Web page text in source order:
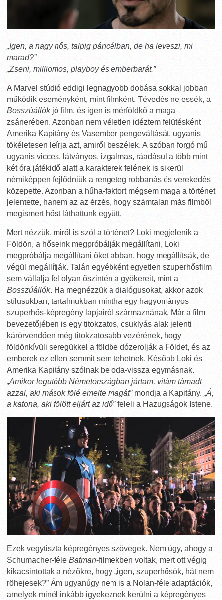
„Igen, a nagy hős, talpig páncélban, de ha leveszi, mi
marad?”
„Zseni, milliomos, playboy és emberbarát.”
A Marvel stúdió eddigi legnagyobb dobása sokkal jobban
működik eseményként, mint filmként. Tévedés ne essék, a
Bosszúállókjó film, és igen is mérföldkő a maga
zsánerében. Azonban nem véletlen idéztem felütésként
Amerika Kapitány és Vasember pengeváltását, ugyanis
tökéletesen leírja azt, amiről beszélek. A szóban forgó mű
ugyanis vicces, látványos, izgalmas, ráadásul a több mint
két óra játékidő alatt a karakterek felének is sikerül
némiképpen fejlődniük a rengeteg robbanás és verekedés
közepette. Azonban a hűha-faktort mégsem maga a történet
jelentette, hanem az az érzés, hogy számtalan más filmből
megismert hőst láthattunk együtt.
Mert nézzük, miről is szól a történet? Loki megjelenik a
Földön, a hőseink megpróbálják megállítani, Loki
megpróbálja megállítani őket abban, hogy megállítsák, de
végül megállítják. Talán egyébként egyetlen szuperhősfilm
sem vállalja fel olyan őszintén a gyökereit, mint a
Bosszúállók. Ha megnézzük a dialógusokat, akkor azok
stílusukban, tartalmukban mintha egy hagyományos
szuperhős-képregény lapjairól származnának. Már a film
bevezetőjében is egy titokzatos, csuklyás alak jelenti
kárörvendően még titokzatosabb vezérének, hogy
földönkívüli seregükkel a földbe dózerolják a Földet, és az
emberek ez ellen semmit sem tehetnek. Később Loki és
Amerika Kapitány szólnak be oda-vissza egymásnak.
„Amikor legutóbb Németországban jártam, vitám támadt
azzal, aki mások fölé emelte magát”mondja a Kapitány. „Á,
a katona, aki fölött eljárt az idő”feleli a Hazugságok Istene.
Ezek vegytiszta képregényes szövegek. Nem úgy, ahogy a
Schumacher-féle Batman-filmekben voltak, mert ott végig
kikacsintottak a nézőkre, hogy „igen, szuperhősök, hát nem
röhejesek?” Ám ugyanúgy nem is a Nolan-féle adaptációk,
amelyek minél inkább igyekeznek kerülni a képregényes